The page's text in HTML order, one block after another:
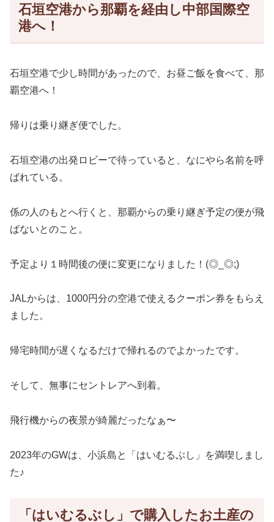
石垣空港から那覇を経由し中部国際空
港へ！
石垣空港で少し時間があったので、お昼ご飯を食べて、那
覇空港へ！
帰りは乗り継ぎ便でした。
石垣空港の出発ロビーで待っていると、なにやら名前を呼
ばれている。
係の人のもとへ行くと、那覇からの乗り継ぎ予定の便が飛
ばないとのこと。
予定より１時間後の便に変更になりました！(◎_◎;)
JALからは、1000円分の空港で使えるクーポン券をもらえ
ました。
帰宅時間が遅くなるだけで帰れるのでよかったです。
そして、無事にセントレアへ到着。
飛行機からの夜景が綺麗だったなぁ〜
2023年のGWは、小浜島と「はいむるぶし」を満喫しまし
た♪
「はいむるぶし」で購入したお土産の